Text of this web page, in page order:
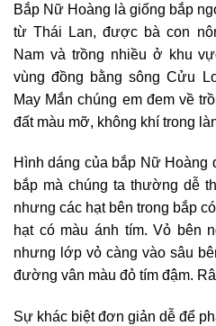
Bắp Nữ Hoàng là giống bắp
từ Thái Lan, được bà con
Nam và trồng nhiều ở khu
vùng đồng bằng sông Cửu
May Mắn chúng em đem về
đất màu mỡ, không khí trong
Hình dáng của bắp Nữ Hoàng
bắp mà chúng ta thường dễ
nhưng các hạt bên trong bắp
hạt có màu ánh tím. Vỏ bên
nhưng lớp vỏ càng vào sâu
đường vân màu đỏ tím đậm.
Sự khác biệt đơn giản dễ để